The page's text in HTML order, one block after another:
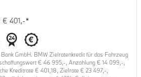
€ 401,-*
GmbH. BMW Zielratenkredit für das Fahrzeug
€ 46 995,-, Anzahlung € 14 099,-,
Kreditrate € 401,18, Zielrate € 23 497,-,